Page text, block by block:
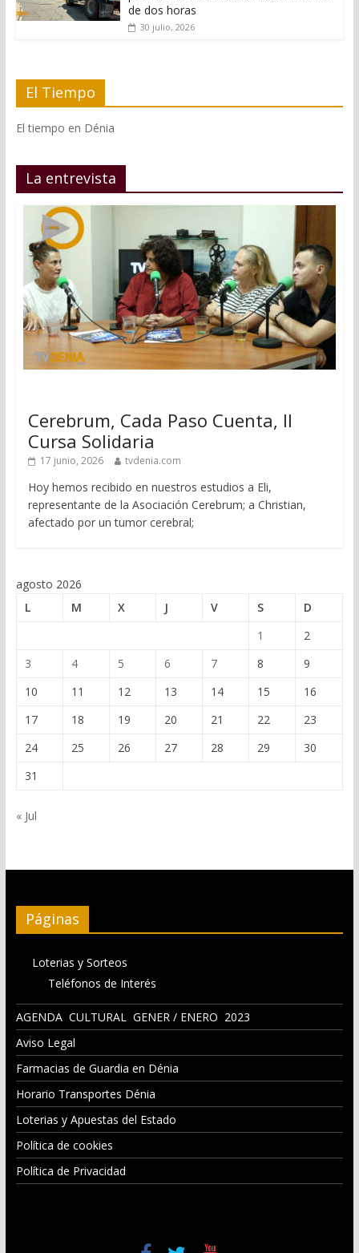
de dos horas
30 julio, 2026
El Tiempo
El tiempo en Dénia
La entrevista
Cerebrum, Cada Paso Cuenta, II
Cursa Solidaria
17 junio, 2026 tvdenia.com
Hoy hemos recibido en nuestros estudios a Eli,
representante de la Asociación Cerebrum; a Christian,
afectado por un tumor cerebral;
agosto 2026
L
M X J V S
D
1
2
3
4 5 6 7 8
9
10
11 12 13 14 15
16
17
18 19 20 21 22
23
24
25 26 27 28 29
30
31
« Jul
Páginas
Loterias y Sorteos
Teléfonos de Interés
AGENDA CULTURAL GENER / ENERO 2023
Aviso Legal
Farmacias de Guardia en Dénia
Horario Transportes Dénia
Loterias y Apuestas del Estado
Política de cookies
Política de Privacidad